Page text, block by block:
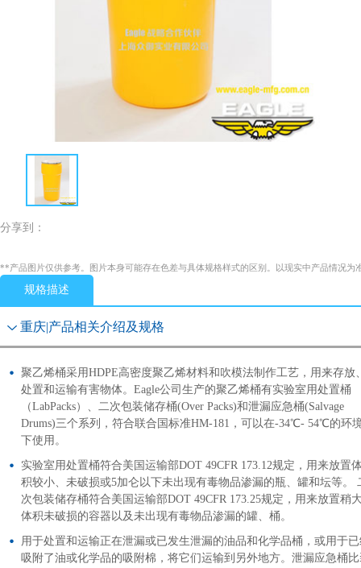
分享到：
**产品图片仅供参考。图片本身可能存在色差与具体规格样式的区别。以现实中产品情况为
规格描述
重庆|产品相关介绍及规格
聚乙烯桶采用HDPE高密度聚乙烯材料和吹模法制作工艺，用来存放
处置和运输有害物体。Eagle公司生产的聚乙烯桶有实验室用处置桶
（LabPacks）、二次包装储存桶(Over Packs)和泄漏应急桶(Salvage
Drums)三个系列，符合联合国标准HM-181，可以在-34℃- 54℃的环
下使用。
实验室用处置桶符合美国运输部DOT 49CFR 173.12规定，用来放置
积较小、未破损或5加仑以下未出现有毒物品渗漏的瓶、罐和坛等。
次包装储存桶符合美国运输部DOT 49CFR 173.25规定，用来放置稍
体积未破损的容器以及未出现有毒物品渗漏的罐、桶。
用于处置和运输正在泄漏或已发生泄漏的油品和化学品桶，或用于
吸附了油或化学品的吸附棉，将它们运输到另外地方。泄漏应急桶